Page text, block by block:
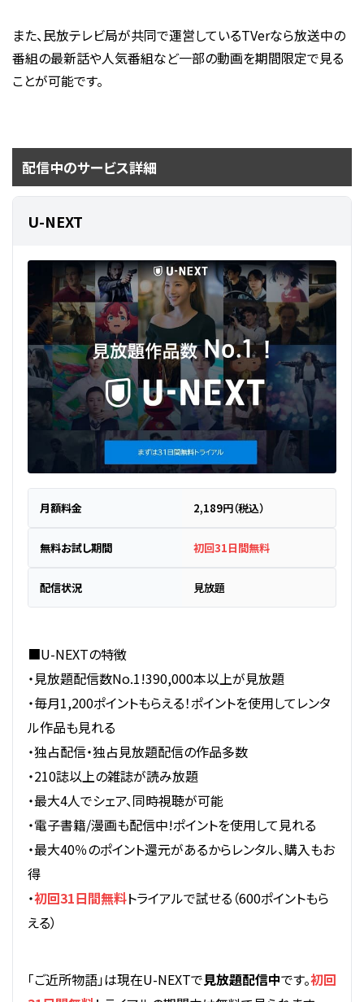
また、民放テレビ局が共同で運営しているTVerなら放送中の
番組の最新話や人気番組など一部の動画を期間限定で見る
ことが可能です。
配信中のサービス詳細
U-NEXT
月額料金 2,189円（税込）
無料お試し期間 初回31日間無料
配信状況 見放題
■U-NEXTの特徴
・見放題配信数No.1!390,000本以上が見放題
・毎月1,200ポイントもらえる！ポイントを使用してレンタ
ル作品も見れる
・独占配信・独占見放題配信の作品多数
・210誌以上の雑誌が読み放題
・最大4人でシェア、同時視聴が可能
・電子書籍/漫画も配信中!ポイントを使用して見れる
・最大40％のポイント還元があるからレンタル、購入もお
得
・初回31日間無料トライアルで試せる（600ポイントもら
える）
「ご近所物語」は現在U-NEXTで見放題配信中です。初回